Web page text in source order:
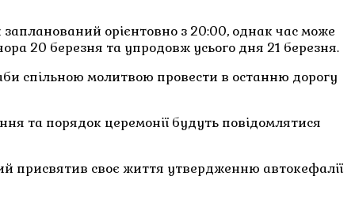
орієнтовно з 20:00, однак час може
20 березня та упродовж усього дня 21 березня.
спільною молитвою провести в останню дорогу
та порядок церемонії будуть повідомлятися
присвятив своє життя утвердженню автокефалії